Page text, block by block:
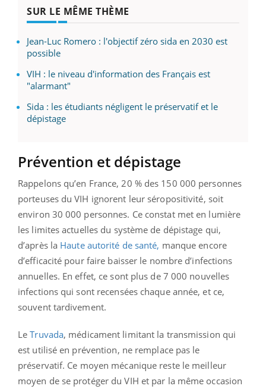
SUR LE MÊME THÈME
Jean-Luc Romero : l'objectif zéro sida en 2030 est
possible
VIH : le niveau d'information des Français est
"alarmant"
Sida : les étudiants négligent le préservatif et le
dépistage
Prévention et dépistage
Rappelons qu’en France, 20 % des 150 000 personnes
porteuses du VIH ignorent leur séropositivité, soit
environ 30 000 personnes. Ce constat met en lumière
les limites actuelles du système de dépistage qui,
d’après la Haute autorité de santé, manque encore
d’efficacité pour faire baisser le nombre d’infections
annuelles. En effet, ce sont plus de 7 000 nouvelles
infections qui sont recensées chaque année, et ce,
souvent tardivement.
LeTruvada, médicament limitant la transmission qui
est utilisé en prévention, ne remplace pas le
préservatif. Ce moyen mécanique reste le meilleur
moyen de se protéger du VIH et par la même occasion